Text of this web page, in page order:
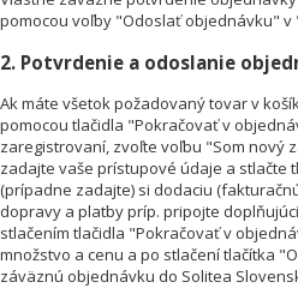
pomocou voľby "Odoslať objednávku" v
2. Potvrdenie a odoslanie
Ak máte všetok požadovaný tovar v
pomocou tlačidla "Pokračovať v
zaregistrovaní, zvoľte voľbu "Som nový
zadajte vaše prístupové údaje a stlačte
(prípadne zadajte) si dodaciu
dopravy a platby príp. pripojte
stlačením tlačidla "Pokračovať v
množstvo a cenu a po stlačení tlačítka
záväznú objednávku do Solitea